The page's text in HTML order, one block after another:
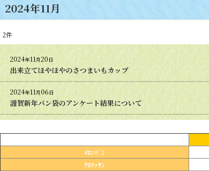
2024年11月
2件
2024年11月20日
出来立てほやほやのさつまいもカップ
2024年11月06日
謹賀新年パン袋のアンケート結果について
ﾒﾛﾝﾊﾟﾝ
ｸﾛﾜｯｻﾝ